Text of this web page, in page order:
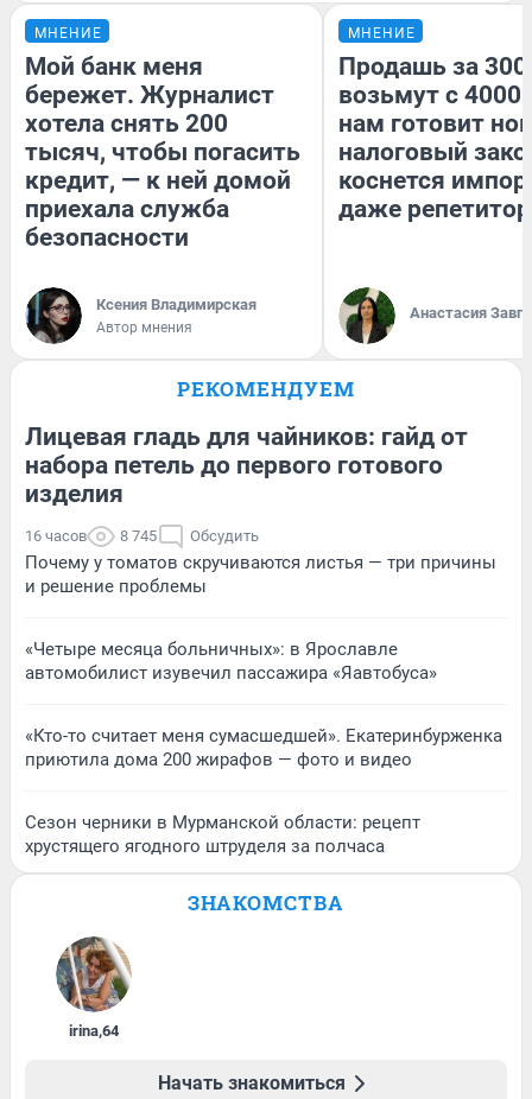
МНЕНИЕ
Мой банк меня
бережет. Журналист
хотела снять 200
тысяч, чтобы погасить
кредит, — к ней домой
приехала служба
безопасности
Ксения Владимирская
Автор мнения
МНЕНИЕ
Продашь за
возьмут с
нам готовит
налоговый
коснется
даже
Анастасия
РЕКОМЕНДУЕМ
Лицевая гладь для чайников: гайд от
набора петель до первого готового
изделия
16 часов 8 745 Обсудить
Почему у томатов скручиваются листья — три причины
и решение проблемы
«Четыре месяца больничных»: в Ярославле
автомобилист изувечил пассажира «Яавтобуса»
«Кто-то считает меня сумасшедшей». Екатеринбурженка
приютила дома 200 жирафов — фото и видео
Сезон черники в Мурманской области: рецепт
хрустящего ягодного штруделя за полчаса
ЗНАКОМСТВА
irina,64
Начать знакомиться